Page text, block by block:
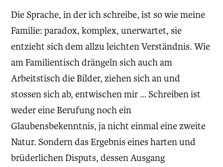
Die Sprache, in der ich schreibe, ist so wie meine
Familie: paradox, komplex, unerwartet, sie
entzieht sich dem allzu leichten Verständnis. Wie
am Familientisch drängeln sich auch am
Arbeitstisch die Bilder, ziehen sich an und
stossen sich ab, entwischen mir … Schreiben ist
weder eine Berufung noch ein
Glaubensbekenntnis, ja nicht einmal eine zweite
Natur. Sondern das Ergebnis eines harten und
brüderlichen Disputs, dessen Ausgang